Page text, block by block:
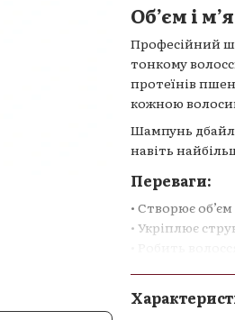
Обʼєм і
Професійний
тонкому
протеїнів
кожною
Шампунь
навіть
Переваги:
• Створює
• Укріплює
• Cruelty Free.